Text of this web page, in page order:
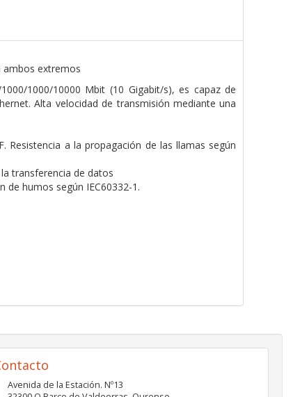
ambos extremos
1000/10000 Mbit (10 Gigabit/s), es capaz de
Alta velocidad de transmisión mediante una
Resistencia a la propagación de las llamas según
transferencia de datos
de humos según IEC60332-1.
Avenida de la Estación. Nº13